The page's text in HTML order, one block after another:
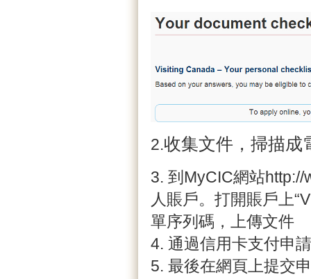
2.收集文件，掃描成
3. 到MyCIC網站
人賬戶。打開賬戶上
單序列碼，上傳文件
4. 通過信用卡支付申
5. 最後在網頁上提交